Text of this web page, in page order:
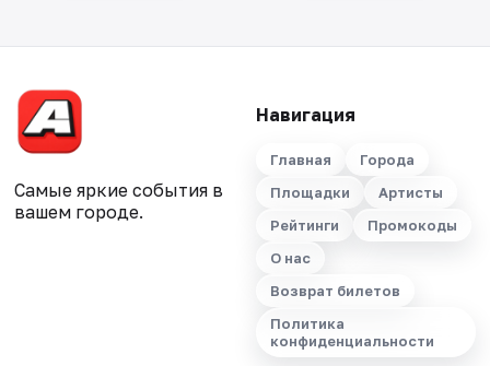
Самые яркие события в
вашем городе.
Навигация
Главная
Города
Площадки
Артисты
Рейтинги
Промокоды
О нас
Возврат билетов
Политика
конфиденциальности